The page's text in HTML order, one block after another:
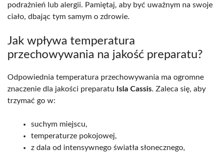
podrażnień lub alergii. Pamiętaj, aby być uważnym na swoje
ciało, dbając tym samym o zdrowie.
Jak wpływa temperatura
przechowywania na jakość preparatu?
Odpowiednia temperatura przechowywania ma ogromne
znaczenie dla jakości preparatu
Isla Cassis. Zaleca się, aby
trzymać go w:
suchym miejscu,
temperaturze pokojowej,
z dala od intensywnego światła słonecznego,